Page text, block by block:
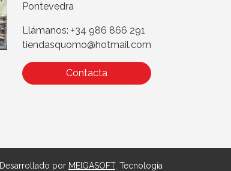
Pontevedra
Llámanos: +34 986 866 291
tiendasquomo@hotmail.com
Contacta
Desarrollado por MEIGASOFT. Tecnología